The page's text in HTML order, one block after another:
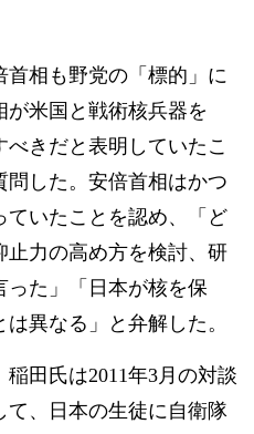
相も野党の「標的」に
米国と戦術核兵器を
べきだと表明していたこ
問した。安倍首相はかつ
ていたことを認め、「ど
止力の高め方を検討、研
った」「日本が核を保
異なる」と弁解した。
田氏は2011年3月の対談
て、日本の生徒に自衛隊